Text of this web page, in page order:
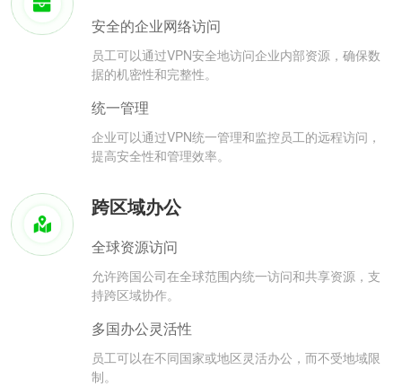
安全的企业网络访问
员工可以通过VPN安全地访问企业内部资源，确保数
据的机密性和完整性。
统一管理
企业可以通过VPN统一管理和监控员工的远程访问，
提高安全性和管理效率。
跨区域办公
全球资源访问
允许跨国公司在全球范围内统一访问和共享资源，支
持跨区域协作。
多国办公灵活性
员工可以在不同国家或地区灵活办公，而不受地域限
制。